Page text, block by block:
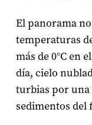
El panorama
temperaturas
más de 0°C en
día, cielo
turbias por una
sedimentos del